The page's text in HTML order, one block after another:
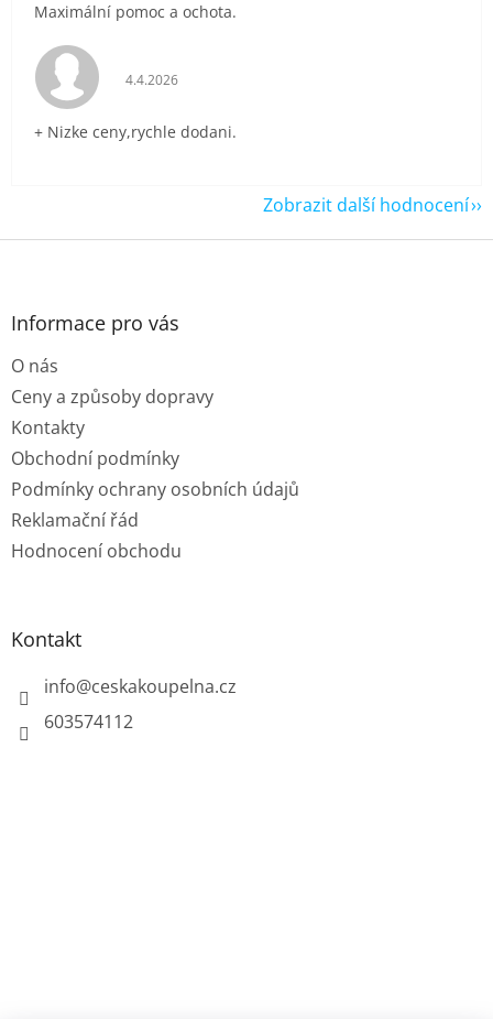
Maximální pomoc a ochota.
Hodnocení obchodu je 5 z 5 hvězdiček.
4.4.2026
+ Nizke ceny,rychle dodani.
Zobrazit další hodnocení
Z
Informace pro vás
O nás
Ceny a způsoby dopravy
Kontakty
Obchodní podmínky
Podmínky ochrany osobních údajů
Reklamační řád
Hodnocení obchodu
Kontakt
info@ceskakoupelna.cz
603574112